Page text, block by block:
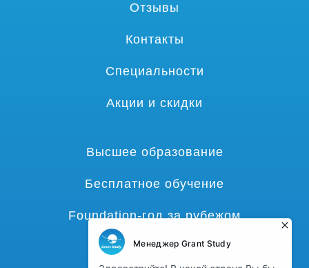
Отзывы
Контакты
Специальности
Акции и скидки
Высшее образование
Бесплатное обучение
Foundation-год за рубежом
Языковые курсы